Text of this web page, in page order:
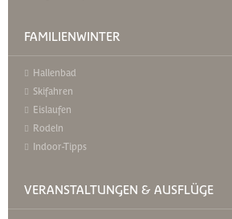
FAMILIENWINTER
Hallenbad
Skifahren
Eislaufen
Rodeln
Indoor-Tipps
VERANSTALTUNGEN & AUSFLÜGE